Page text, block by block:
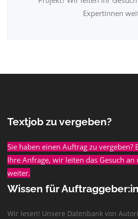
Expertinnen
Textjob zu vergeben?
Sie haben einen Auftrag zu vergeben?
Ihre Anfrage, wir leiten das Gesuch an
weiter.
Wissen für
Wir lesen! Unsere Datenbank von